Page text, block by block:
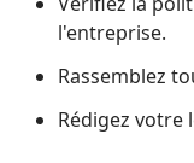
l'entreprise.
Rassemblez
Rédigez votre